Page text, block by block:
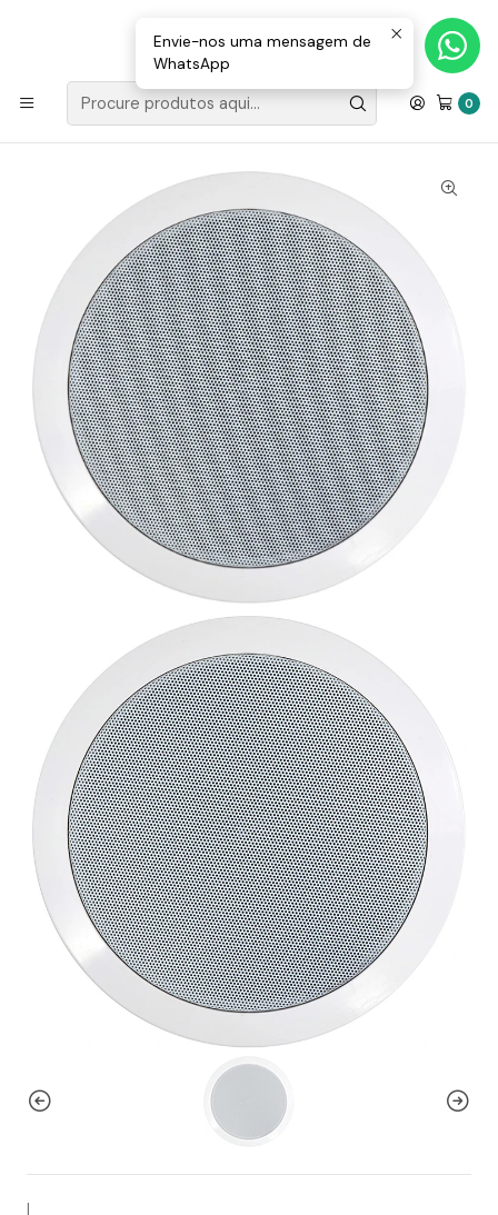
0
Loja Valongo: 220 150 143 (chamada para a rede fixa nacional) «»
E-mail: geral@movenergy.pt
Início SOM | LUZ
Coluna Tecto 100V 6,5″ 10W Karma
|
Envie-nos uma mensagem de
WhatsApp